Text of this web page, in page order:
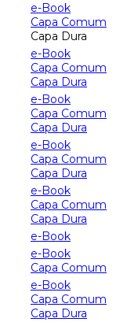
e-Book
Capa Comum
Capa Dura
e-Book
Capa Comum
Capa Dura
e-Book
Capa Comum
Capa Dura
e-Book
Capa Comum
Capa Dura
e-Book
Capa Comum
Capa Dura
e-Book
e-Book
Capa Comum
e-Book
Capa Comum
Capa Dura